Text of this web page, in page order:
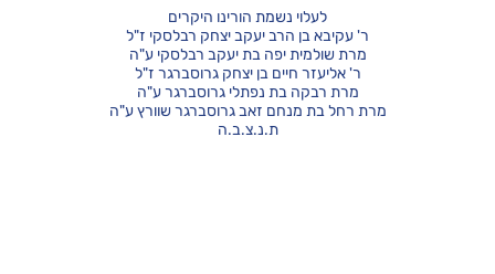
לעלוי נשמת הורינו היקרים
ר' עקיבא בן הרב יעקב יצחק רבלסקי ז"ל
מרת שולמית יפה בת יעקב רבלסקי ע"ה
ר' אליעזר חיים בן יצחק גרוסברגר ז"ל
מרת רבקה בת נפתלי גרוסברגר ע"ה
מרת רחל בת מנחם זאב גרוסברגר שוורץ ע"ה
ת.נ.צ.ב.ה